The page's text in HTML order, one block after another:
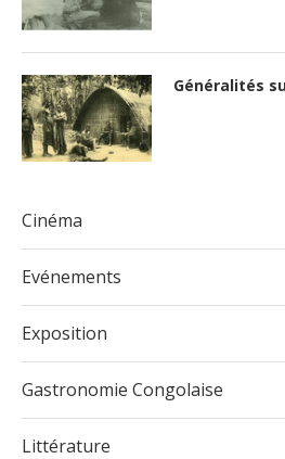
Généralités
Cinéma
Evénements
Exposition
Gastronomie Congolaise
Littérature